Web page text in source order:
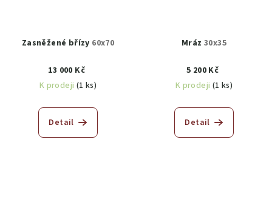
Zasněžené břízy 60x70
13 000 Kč
K prodeji (1 ks)
Detail
Mráz 30x35
5 200 Kč
K prodeji (1 ks)
Detail